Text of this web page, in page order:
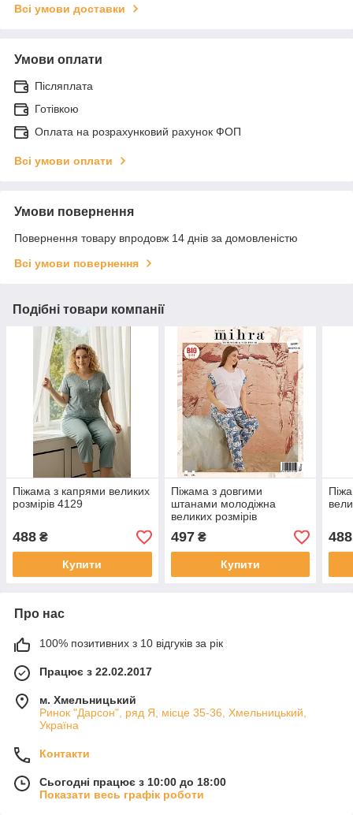
Всі умови доставки
Умови оплати
Післяплата
Готівкою
Оплата на розрахунковий рахунок ФОП
Всі умови оплати
Умови повернення
Повернення товару впродовж 14 днів за домовленістю
Всі умови повернення
Подібні товари компанії
Піжама з капрями великих
розмірів 4129
488 ₴
Купити
Піжама з довгими
штанами молодіжна
великих розмірів
497₴
Купити
488
Про нас
100% позитивних з 10 відгуків за рік
Працює з 22.02.2017
м. Хмельницький
Ринок "Дарсон", ряд Я, місце 35-36, Хмельницький,
Україна
Контакти
Сьогодні працює з 10:00 до 18:00
Показати весь графік роботи